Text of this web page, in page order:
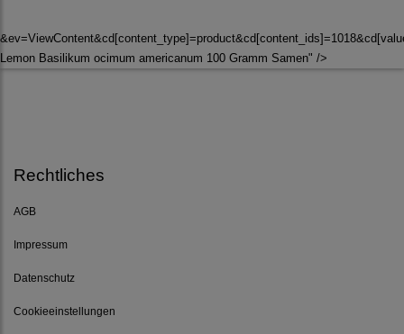
Lemon Basilikum ocimum americanum 100 Gramm Samen" />
Rechtliches
AGB
Impressum
Datenschutz
Cookieeinstellungen